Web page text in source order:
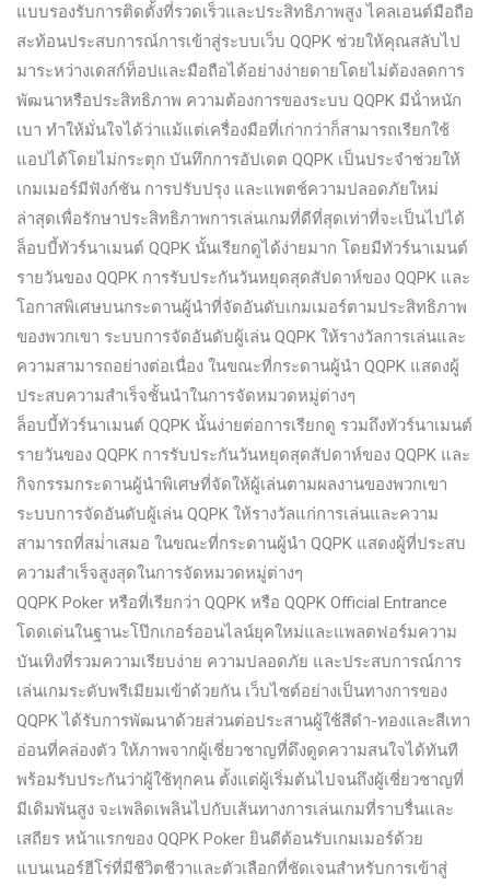
แบบรองรับการติดตั้งที่รวดเร็วและประสิทธิภาพสูง ไคลเอนต์มือถือ
สะท้อนประสบการณ์การเข้าสู่ระบบเว็บ QQPK ช่วยให้คุณสลับไป
มาระหว่างเดสก์ท็อปและมือถือได้อย่างง่ายดายโดยไม่ต้องลดการ
พัฒนาหรือประสิทธิภาพ ความต้องการของระบบ QQPK มีน้ําหนัก
เบา ทําให้มั่นใจได้ว่าแม้แต่เครื่องมือที่เก่ากว่าก็สามารถเรียกใช้
แอปได้โดยไม่กระตุก บันทึกการอัปเดต QQPK เป็นประจําช่วยให้
เกมเมอร์มีฟังก์ชัน การปรับปรุง และแพตช์ความปลอดภัยใหม่
ล่าสุดเพื่อรักษาประสิทธิภาพการเล่นเกมที่ดีที่สุดเท่าที่จะเป็นไปได้
ล็อบบี้ทัวร์นาเมนต์ QQPK นั้นเรียกดูได้ง่ายมาก โดยมีทัวร์นาเมนต์
รายวันของ QQPK การรับประกันวันหยุดสุดสัปดาห์ของ QQPK และ
โอกาสพิเศษบนกระดานผู้นําที่จัดอันดับเกมเมอร์ตามประสิทธิภาพ
ของพวกเขา ระบบการจัดอันดับผู้เล่น QQPK ให้รางวัลการเล่นและ
ความสามารถอย่างต่อเนื่อง ในขณะที่กระดานผู้นํา QQPK แสดงผู้
ประสบความสําเร็จชั้นนําในการจัดหมวดหมู่ต่างๆ
ล็อบบี้ทัวร์นาเมนต์ QQPK นั้นง่ายต่อการเรียกดู รวมถึงทัวร์นาเมนต์
รายวันของ QQPK การรับประกันวันหยุดสุดสัปดาห์ของ QQPK และ
กิจกรรมกระดานผู้นําพิเศษที่จัดให้ผู้เล่นตามผลงานของพวกเขา
ระบบการจัดอันดับผู้เล่น QQPK ให้รางวัลแก่การเล่นและความ
สามารถที่สม่ําเสมอ ในขณะที่กระดานผู้นํา QQPK แสดงผู้ที่ประสบ
ความสําเร็จสูงสุดในการจัดหมวดหมู่ต่างๆ
QQPK Poker หรือที่เรียกว่า QQPK หรือ QQPK Official Entrance
โดดเด่นในฐานะโป๊กเกอร์ออนไลน์ยุคใหม่และแพลตฟอร์มความ
บันเทิงที่รวมความเรียบง่าย ความปลอดภัย และประสบการณ์การ
เล่นเกมระดับพรีเมียมเข้าด้วยกัน เว็บไซต์อย่างเป็นทางการของ
QQPK ได้รับการพัฒนาด้วยส่วนต่อประสานผู้ใช้สีดํา-ทองและสีเทา
อ่อนที่คล่องตัว ให้ภาพจากผู้เชี่ยวชาญที่ดึงดูดความสนใจได้ทันที
พร้อมรับประกันว่าผู้ใช้ทุกคน ตั้งแต่ผู้เริ่มต้นไปจนถึงผู้เชี่ยวชาญที่
มีเดิมพันสูง จะเพลิดเพลินไปกับเส้นทางการเล่นเกมที่ราบรื่นและ
เสถียร หน้าแรกของ QQPK Poker ยินดีต้อนรับเกมเมอร์ด้วย
แบนเนอร์ฮีโร่ที่มีชีวิตชีวาและตัวเลือกที่ชัดเจนสําหรับการเข้าสู่